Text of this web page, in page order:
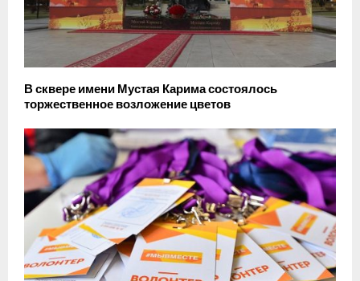
В сквере имени Мустая Карима состоялось
торжественное возложение цветов